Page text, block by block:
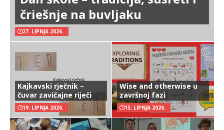
čriešnje na buvljaku
27. LIPNJA 2026.
Kajkavski rječnik –
čuvar zavičajne riječi
19. LIPNJA 2026.
Wise and otherwise u
završnoj fazi
15. LIPNJA 2026.